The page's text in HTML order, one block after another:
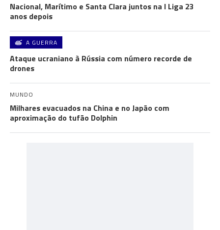
Nacional, Marítimo e Santa Clara juntos na I Liga 23
anos depois
A GUERRA
Ataque ucraniano à Rússia com número recorde de
drones
MUNDO
Milhares evacuados na China e no Japão com
aproximação do tufão Dolphin